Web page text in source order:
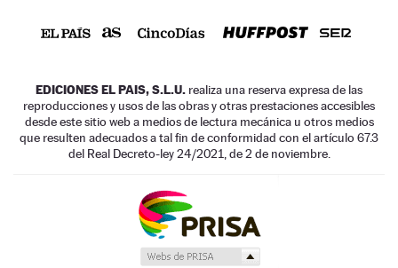
EDICIONES EL PAIS, S.L.U. realiza una reserva expresa de las
reproducciones y usos de las obras y otras prestaciones accesibles
desde este sitio web a medios de lectura mecánica u otros medios
que resulten adecuados a tal fin de conformidad con el artículo 67.3
del Real Decreto-ley 24/2021, de 2 de noviembre.